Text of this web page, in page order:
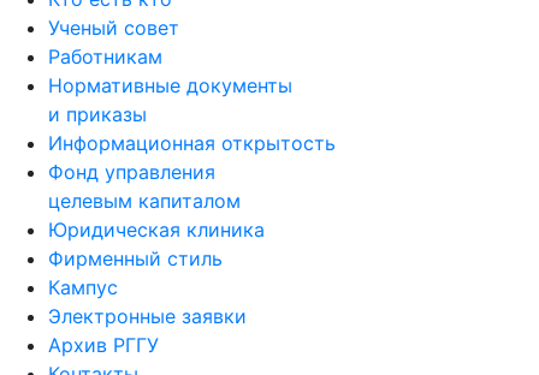
Ученый совет
Работникам
Нормативные документы
и приказы
Информационная открытость
Фонд управления
целевым капиталом
Юридическая клиника
Фирменный стиль
Кампус
Электронные заявки
Архив РГГУ